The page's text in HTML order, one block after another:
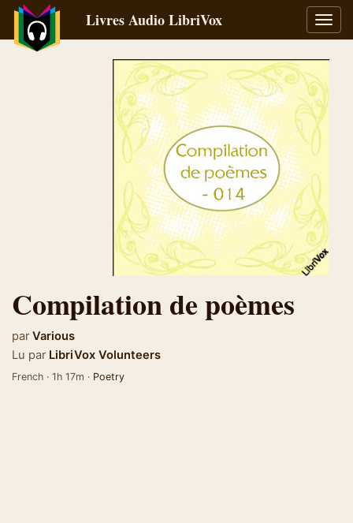
la
Livres Audio LibriVox
Compilation de poèmes
par Various
Lu par LibriVox Volunteers
French · 1h 17m · Poetry